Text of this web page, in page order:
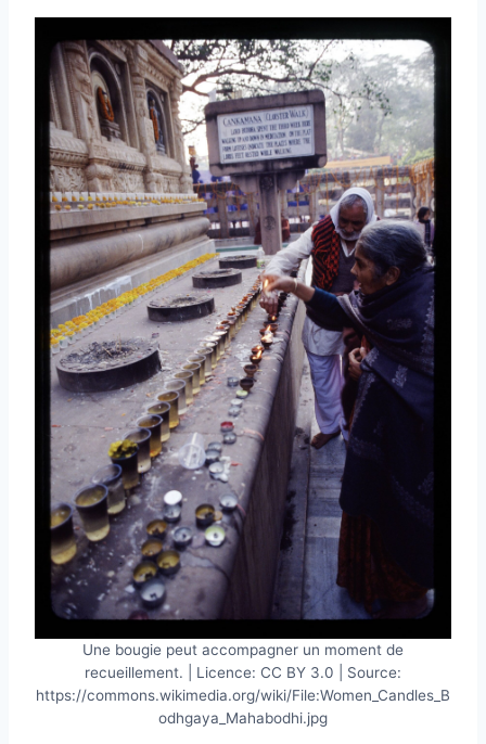
Une bougie peut accompagner un moment de
recueillement. | Licence: CC BY 3.0 | Source:
https://commons.wikimedia.org/wiki/File:Women_Candles_B
odhgaya_Mahabodhi.jpg